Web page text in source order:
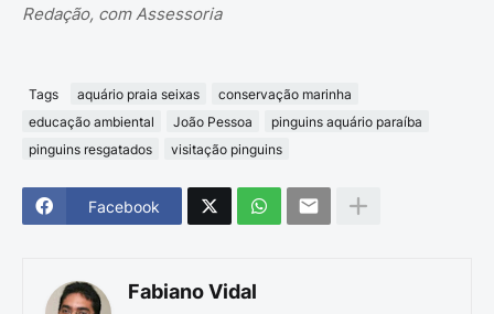
Redação, com Assessoria
Tags aquário praia seixas
conservação marinha
educação ambiental
João Pessoa
pinguins aquário paraíba
pinguins resgatados
visitação pinguins
Facebook
Fabiano Vidal